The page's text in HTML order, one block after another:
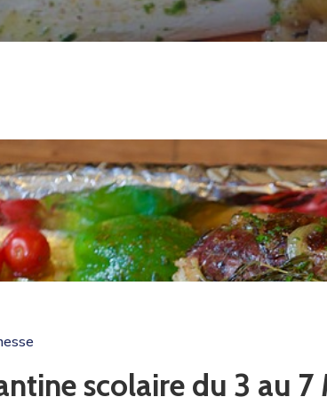
scolaire du 3 au 7